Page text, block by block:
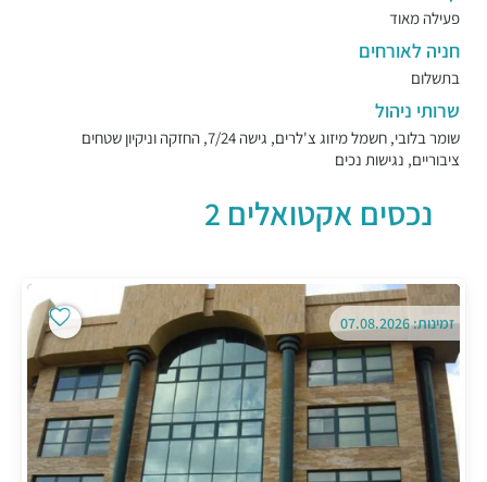
פעילה מאוד
חניה לאורחים
בתשלום
שרותי ניהול
שומר בלובי, חשמל מיזוג צ'לרים, גישה 7/24, החזקה וניקיון שטחים
ציבוריים, נגישות נכים
נכסים אקטואלים 2
זמינות: 07.08.2026